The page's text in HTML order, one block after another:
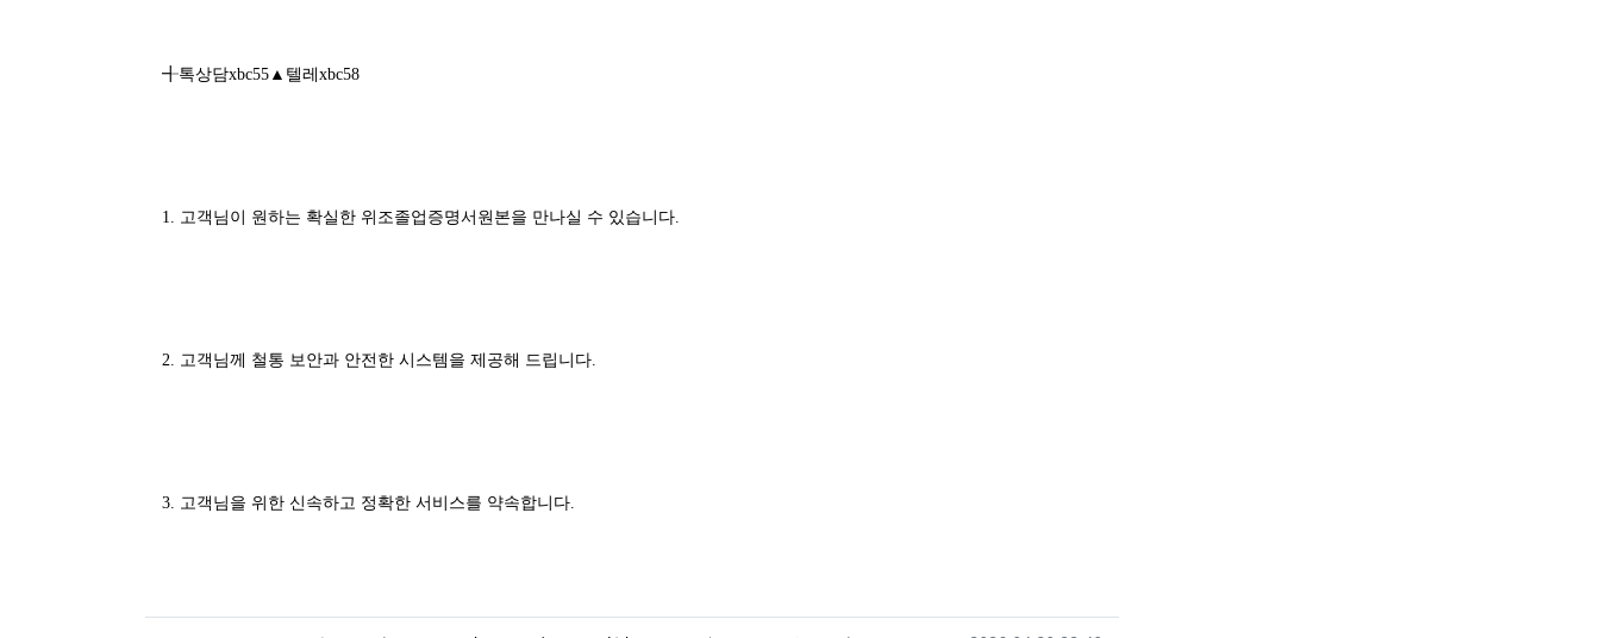
╉톡상담xbc55▲텔레xbc58
1. 고객님이 원하는 확실한 위조졸업증명서원본을 만나실 수 있습니다.
2. 고객님께 철통 보안과 안전한 시스템을 제공해 드립니다.
3. 고객님을 위한 신속하고 정확한 서비스를 약속합니다.